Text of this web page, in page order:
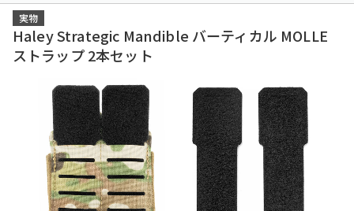
実物
Haley Strategic Mandible バーティカル MOLLE
ストラップ 2本セット